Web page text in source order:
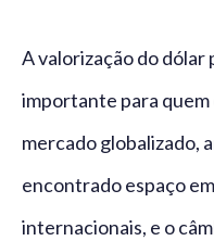
A valorização do dólar
importante para quem
mercado globalizado,
encontrado espaço
internacionais, e o